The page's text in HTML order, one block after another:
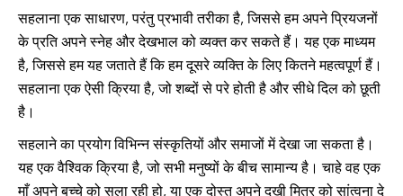
सहलाना एक साधारण, परंतु प्रभावी तरीका है, जिससे हम अपने प्रियजनों
के प्रति अपने स्नेह और देखभाल को व्यक्त कर सकते हैं। यह एक माध्यम
है, जिससे हम यह जताते हैं कि हम दूसरे व्यक्ति के लिए कितने महत्वपूर्ण हैं।
सहलाना एक ऐसी क्रिया है, जो शब्दों से परे होती है और सीधे दिल को छूती
है।
सहलाने का प्रयोग विभिन्न संस्कृतियों और समाजों में देखा जा सकता है।
यह एक वैश्विक क्रिया है, जो सभी मनुष्यों के बीच सामान्य है। चाहे वह एक
माँ अपने बच्चे को सुला रही हो, या एक दोस्त अपने दुखी मित्र को सांत्वना दे